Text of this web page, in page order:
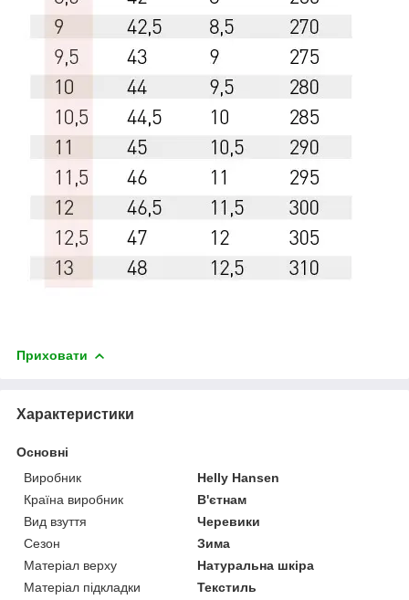
Приховати
Характеристики
Основні
Виробник
Helly Hansen
Країна виробник
В'єтнам
Вид взуття
Черевики
Сезон
Зима
Матеріал верху
Натуральна шкіра
Матеріал підкладки
Текстиль